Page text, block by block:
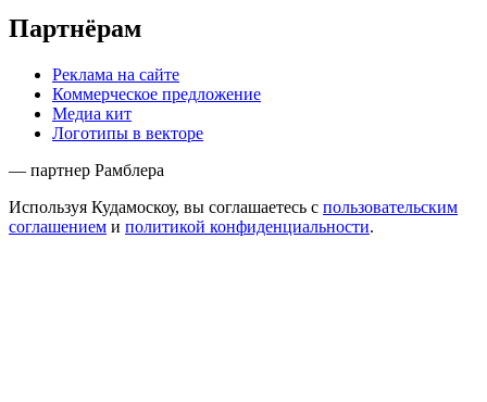
Партнёрам
Реклама на сайте
Коммерческое предложение
Медиа кит
Логотипы в векторе
— партнер Рамблера
Используя Кудамоскоу, вы соглашаетесь с пользовательским
соглашением и политикой конфиденциальности.